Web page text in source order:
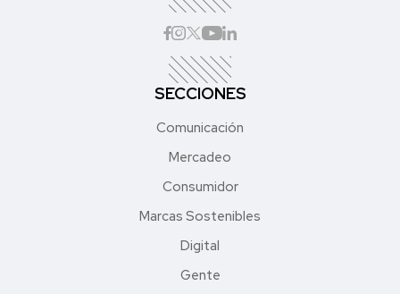
SECCIONES
Comunicación
Mercadeo
Consumidor
Marcas Sostenibles
Digital
Gente